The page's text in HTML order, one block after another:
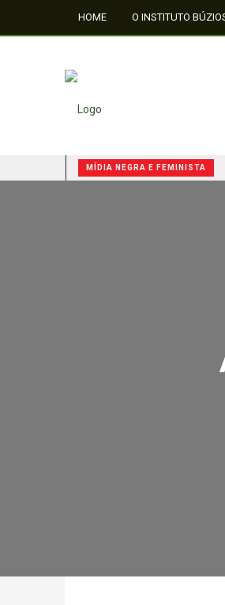
HOME O INSTITUTO
MÍDIA NEGRA E FEMINISTA